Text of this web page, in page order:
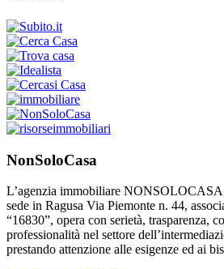
NonSoloCasa
L’agenzia immobiliare
sede in Ragusa Via Piemonte n. 44,
“16830”, opera con serietà, trasparenza,
professionalità nel settore
prestando attenzione alle esigenze ed ai